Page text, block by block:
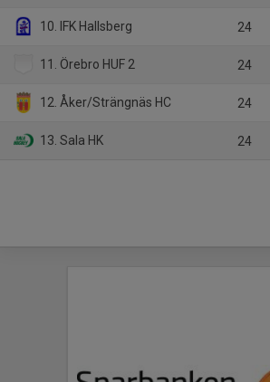
10. IFK Hallsberg 24
11. Örebro HUF 2 24
12. Åker/Strängnäs HC 24
13. Sala HK 24